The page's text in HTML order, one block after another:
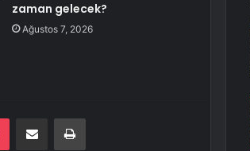
zaman gelecek?
Ağustos 7, 2026
Pocket E-Posta ile paylaş Yazdır